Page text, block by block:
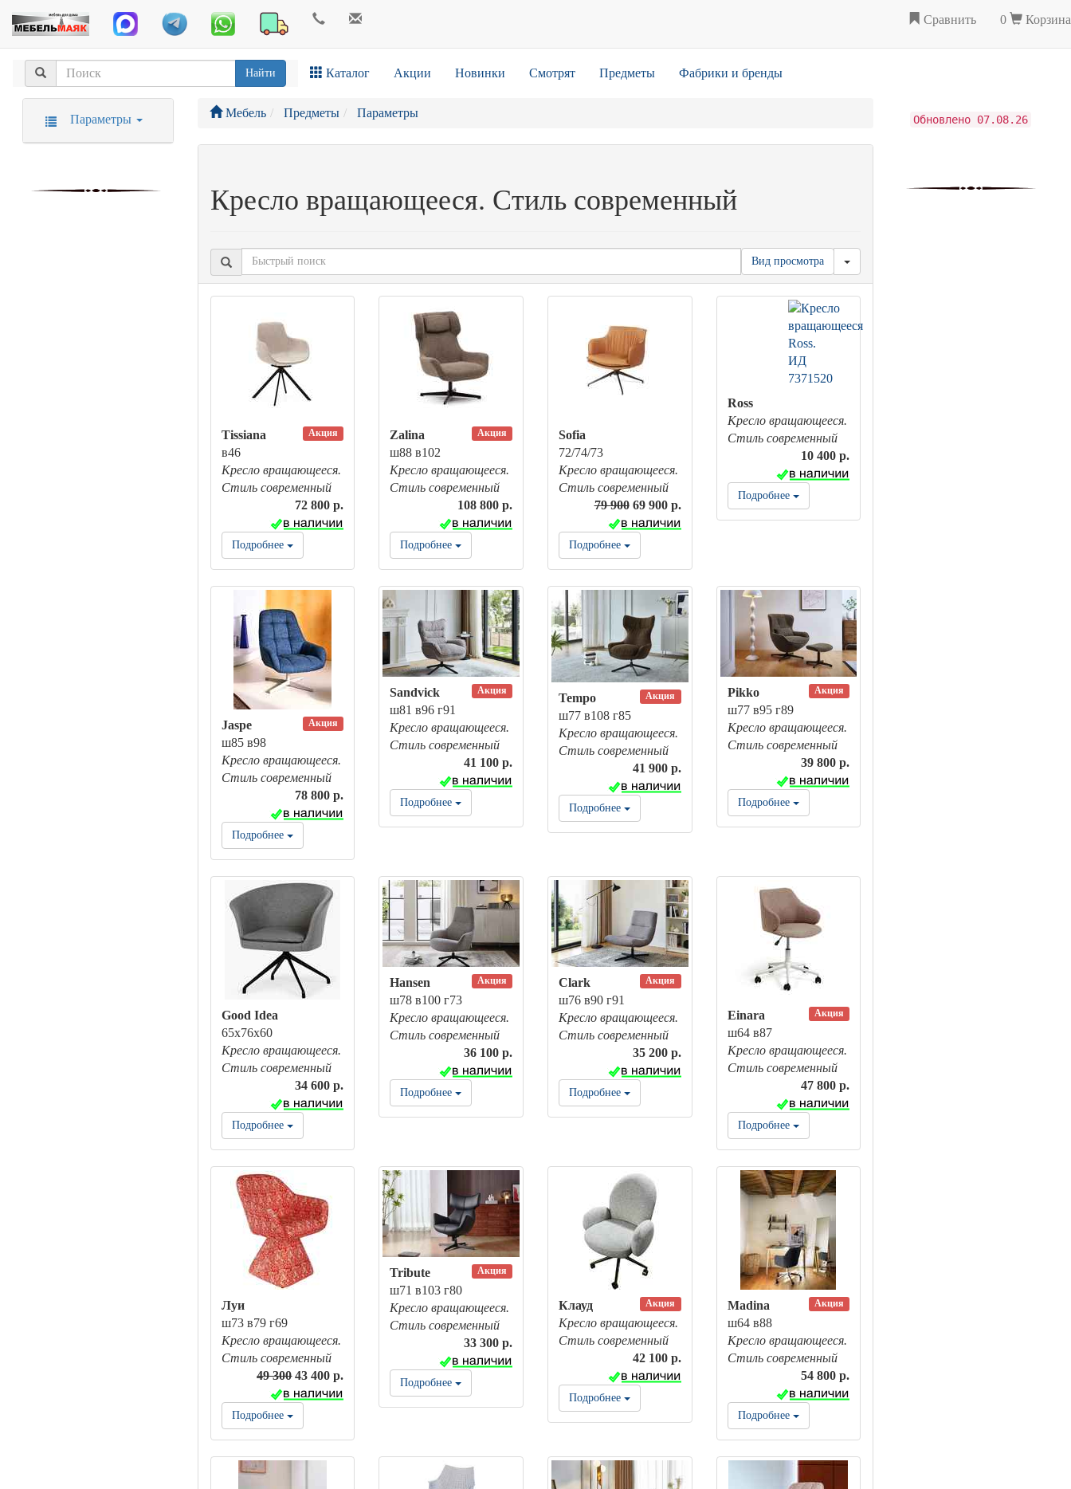
Сравнить 0 Корзина
Найти Каталог Акции Новинки Смотрят Предметы Фабрики и бренды
Мебель Предметы Параметры
Кресло вращающееся. Стиль современный
Вид просмотра
Акция
Tissiana
в46
Кресло вращающееся.
Стиль современный
72 800 р.
Подробнее
Акция
Zalina
ш88 в102
Кресло вращающееся.
Стиль современный
108 800 р.
Подробнее
Sofia
72/74/73
Кресло вращающееся.
Стиль современный
79 90069 900 р.
Подробнее
Ross
Кресло вращающееся.
Стиль современный
10 400 р.
Подробнее
Акция
Jaspe
ш85 в98
Кресло вращающееся.
Стиль современный
78 800 р.
Подробнее
Акция
Sandvick
ш81 в96 г91
Кресло вращающееся.
Стиль современный
41 100 р.
Подробнее
Акция
Tempo
ш77 в108 г85
Кресло вращающееся.
Стиль современный
41 900 р.
Подробнее
Акция
Pikko
ш77 в95 г89
Кресло вращающееся.
Стиль современный
39 800 р.
Подробнее
Good Idea
65х76х60
Кресло вращающееся.
Стиль современный
34 600 р.
Подробнее
Акция
Hansen
ш78 в100 г73
Кресло вращающееся.
Стиль современный
36 100 р.
Подробнее
Акция
Clark
ш76 в90 г91
Кресло вращающееся.
Стиль современный
35 200 р.
Подробнее
Акция
Einara
ш64 в87
Кресло вращающееся.
Стиль современный
47 800 р.
Подробнее
Луи
ш73 в79 г69
Кресло вращающееся.
Стиль современный
49 30043 400 р.
Подробнее
Акция
Tribute
ш71 в103 г80
Кресло вращающееся.
Стиль современный
33 300 р.
Подробнее
Акция
Клауд
Кресло вращающееся.
Стиль современный
42 100 р.
Подробнее
Акция
Madina
ш64 в88
Кресло вращающееся.
Стиль современный
54 800 р.
Подробнее
Параметры Обновлено 07.08.26